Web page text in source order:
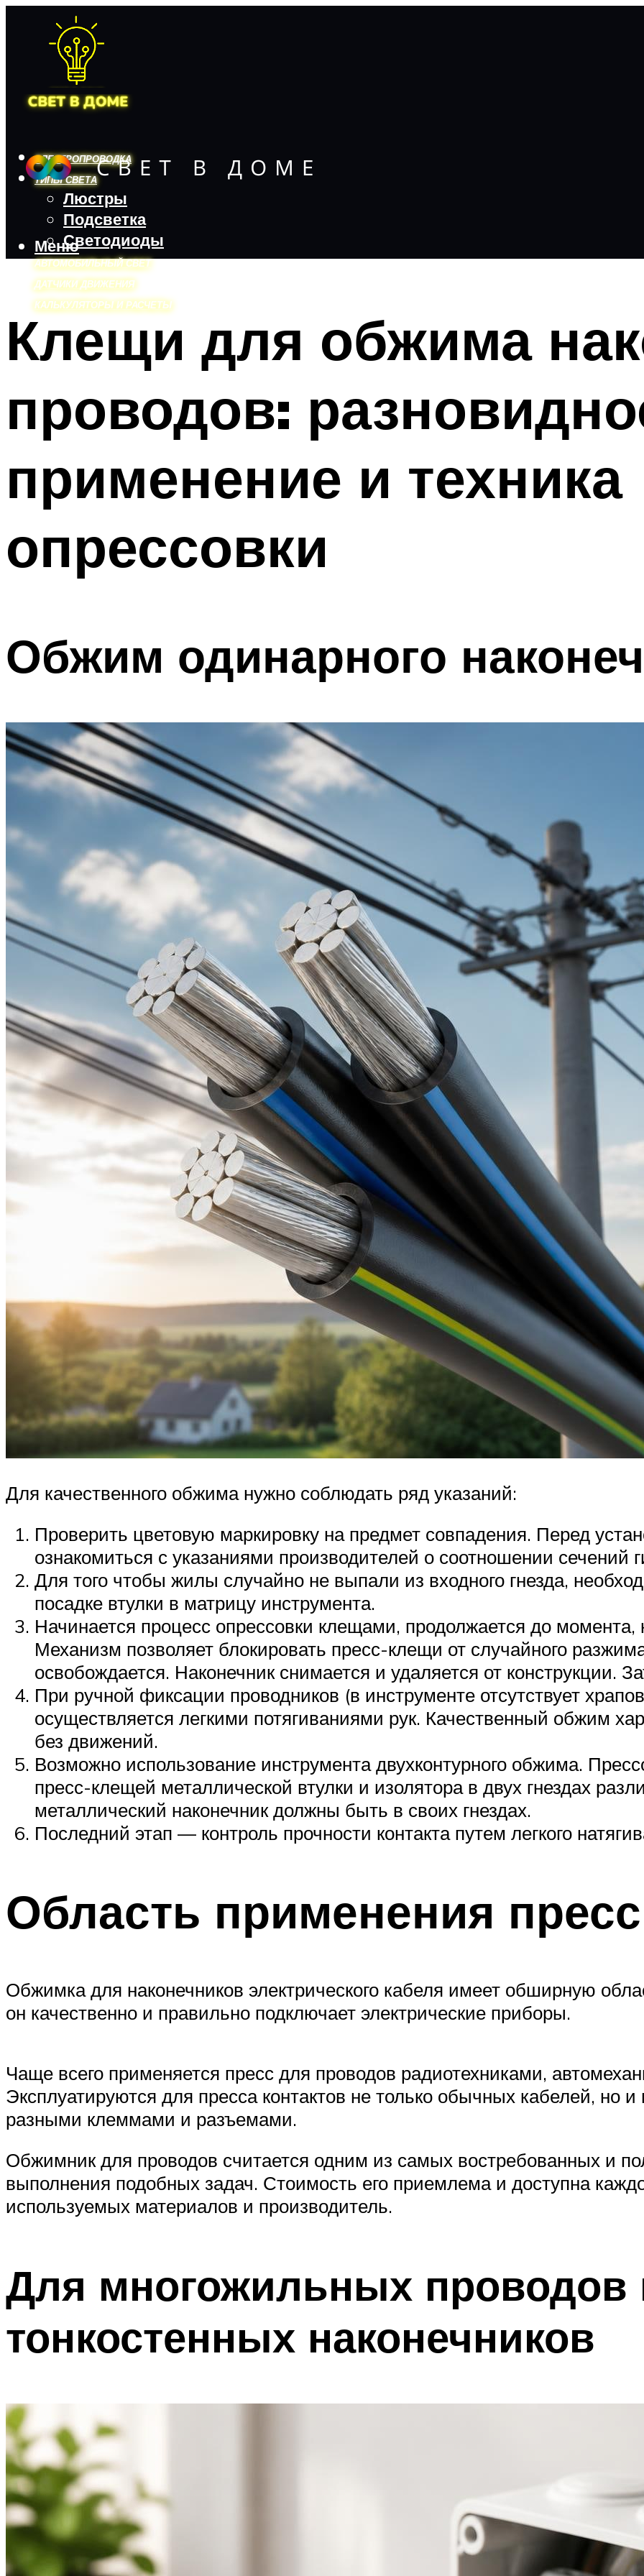
ЭЛЕКТРОПРОВОДКА
ТИПЫ СВЕТА
Люстры
Подсветка
Светодиоды
АВТОМОБИЛЬНЫЙ СВЕТ
ДАТЧИКИ ДВИЖЕНИЯ
КАЛЬКУЛЯТОРЫ И РАСЧЕТЫ
Меню
Меню
Клещи для обжима
проводов:
применение и техника
опрессовки
Обжим одинарного
Для качественного обжима нужно соблюдать ряд указаний:
Проверить цветовую маркировку на предмет совпадения. Перед
ознакомиться с указаниями производителей о соотношении сечений
Для того чтобы жилы случайно не выпали из входного гнезда,
посадке втулки в матрицу инструмента.
Начинается процесс опрессовки клещами, продолжается до момента,
Механизм позволяет блокировать пресс-клещи от случайного
освобождается. Наконечник снимается и удаляется от конструкции.
При ручной фиксации проводников (в инструменте отсутствует
осуществляется легкими потягиваниями рук. Качественный обжим
без движений.
Возможно использование инструмента двухконтурного обжима.
пресс-клещей металлической втулки и изолятора в двух гнездах
металлический наконечник должны быть в своих гнездах.
Последний этап — контроль прочности контакта путем легкого
Область применения
Обжимка для наконечников электрического кабеля имеет обширную
он качественно и правильно подключает электрические приборы.
Чаще всего применяется пресс для проводов радиотехниками,
Эксплуатируются для пресса контактов не только обычных кабелей, но и
разными клеммами и разъемами.
Обжимник для проводов считается одним из самых востребованных и
выполнения подобных задач. Стоимость его приемлема и доступна
используемых материалов и производитель.
Для многожильных проводов
тонкостенных наконечников